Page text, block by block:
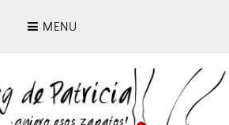
MENU